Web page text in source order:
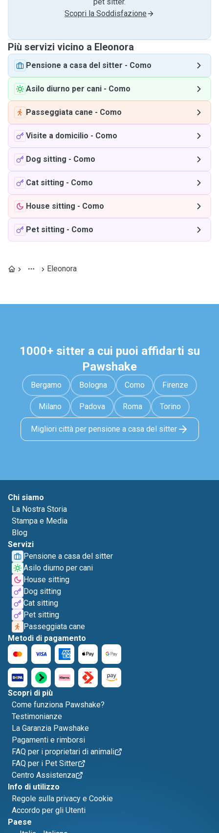
Scopri la Soddisfazione
Più servizi vicino a Eleonora
Pensione a casa del sitter - Como
Asilo diurno per cani - Como
Passeggiata cane - Como
Visite a domicilio - Como
Dog sitting - Como
Cat sitting - Como
House sitting - Como
Pet sitting - Como
Eleonora
1000+ sitter a cui puoi affidarti su
Pawshake
Bergamo Bologna Como Firenze
Milano Padova Roma Torino
Migliori città per pensione a casa del sitter
Chi siamo
La Nostra Storia
Stampa e Media
Blog
Servizi
Pensione a casa del sitter
Asilo diurno per cani
House sitting
Dog sitting
Cat sitting
Pet sitting
Passeggiata cane
Metodi di pagamento
Scopri di più
Come funziona Pawshake?
Testimonianze
La Garanzia Pawshake
Pagamenti e rimborsi
FAQ per i proprietari di animali
FAQ per i Pet Sitter
Centro Assistenza
Info di utilizzo
Regole sulla privacy e Cookie
Accordo per gli Utenti
Paese